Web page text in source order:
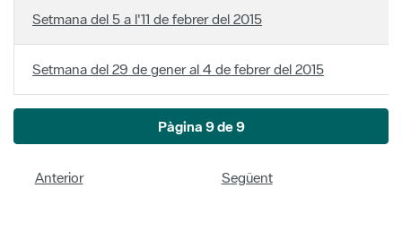
Setmana del 5 a l'11 de febrer del 2015
Setmana del 29 de gener al 4 de febrer del 2015
Pàgina 9 de 9
Anterior Següent